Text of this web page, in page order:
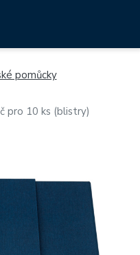
pomůcky
pro 10 ks (blistry)